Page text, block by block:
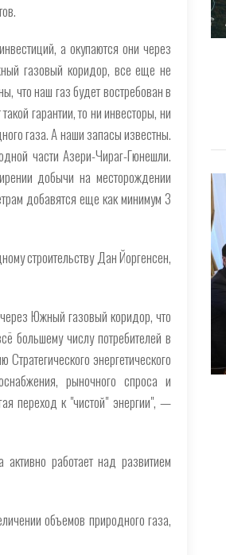
а окупаются они через
газовый коридор, все еще не
что наш газ будет востребован в
гарантии, то ни инвесторы, ни
газа. А наши запасы известны.
части Азери-Чираг-Гюнешли.
добычи на месторождении
добавятся еще как минимум 3
строительству Дан Йоргенсен,
Южный газовый коридор, что
большему числу потребителей в
энергетического
рыночного спроса и
переход к "чистой" энергии", —
работает над развитием
объемов природного газа,